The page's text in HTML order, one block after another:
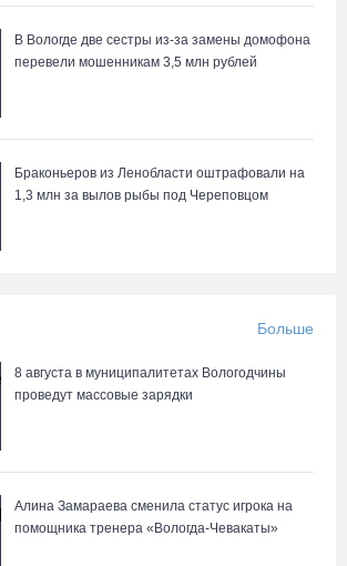
В Вологде две сестры из-за замены домофона
перевели мошенникам 3,5 млн рублей
Браконьеров из Ленобласти оштрафовали на
1,3 млн за вылов рыбы под Череповцом
Больше
8 августа в муниципалитетах Вологодчины
проведут массовые зарядки
Алина Замараева сменила статус игрока на
помощника тренера «Вологда-Чевакаты»